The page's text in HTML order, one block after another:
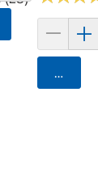
Agregar